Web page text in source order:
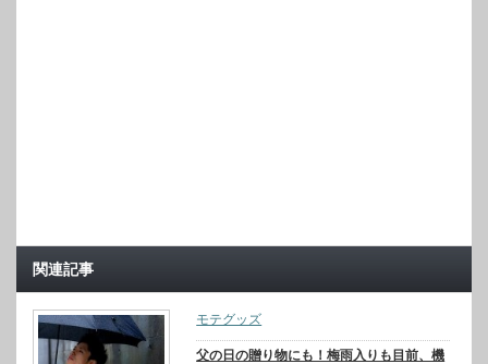
関連記事
モテグッズ
父の日の贈り物にも！梅雨入りも目前、機